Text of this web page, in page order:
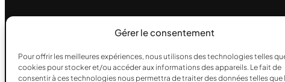
Gérer le consentement
Pour offrir les meilleures expériences, nous utilisons des technologies telles
cookies pour stocker et/ou accéder aux informations des appareils. Le fait de
consentir à ces technologies nous permettra de traiter des données telles que